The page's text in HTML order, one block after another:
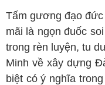
Tấm gương đạo
mãi là ngọn đuốc
trong rèn luyện, tu
Minh về xây dựng
biệt có ý nghĩa